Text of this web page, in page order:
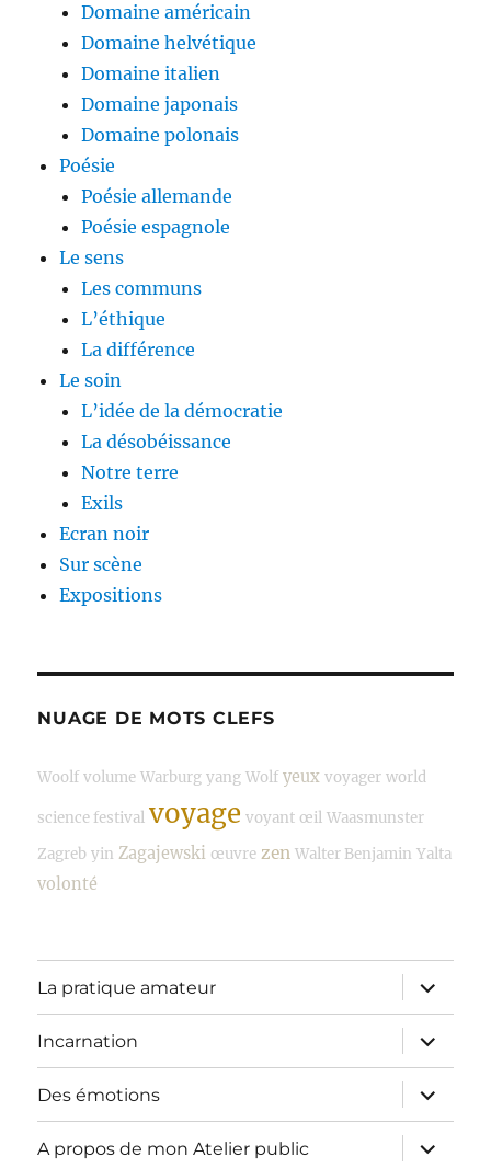
Domaine américain
Domaine helvétique
Domaine italien
Domaine japonais
Domaine polonais
Poésie
Poésie allemande
Poésie espagnole
Le sens
Les communs
L’éthique
La différence
Le soin
L’idée de la démocratie
La désobéissance
Notre terre
Exils
Ecran noir
Sur scène
Expositions
NUAGE DE MOTS CLEFS
Woolf volume Warburg yang Wolf yeux voyager world
science festival voyage voyant œil Waasmunster
Zagreb yin Zagajewski œuvre zen Walter Benjamin Yalta
volonté
La pratique amateur
ouvrir
le
sous-
menu
Incarnation
ouvrir
le
sous-
menu
Des émotions
ouvrir
le
sous-
menu
A propos de mon Atelier public
ouvrir
le